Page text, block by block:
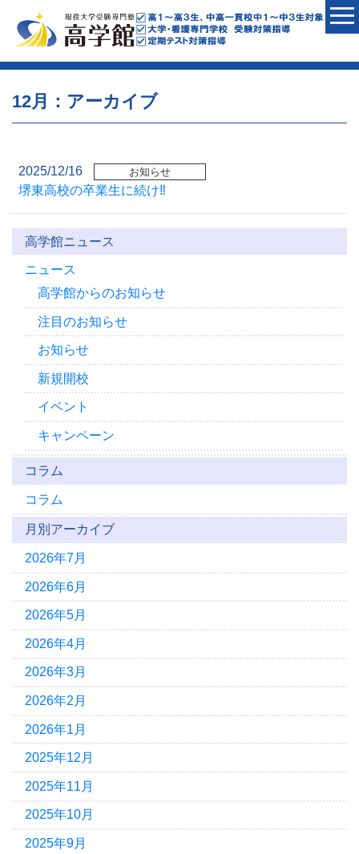
12月：アーカイブ
2025/12/16 お知らせ
堺東高校の卒業生に続け‼
高学館ニュース
ニュース
高学館からのお知らせ
注目のお知らせ
お知らせ
新規開校
イベント
キャンペーン
コラム
コラム
月別アーカイブ
2026年7月
2026年6月
2026年5月
2026年4月
2026年3月
2026年2月
2026年1月
2025年12月
2025年11月
2025年10月
2025年9月